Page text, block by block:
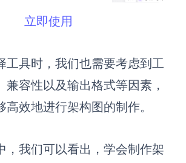
立即使用
工具时，我们也需要考虑到工
兼容性以及输出格式等因素，
高效地进行架构图的制作。
，我们可以看出，学会制作架